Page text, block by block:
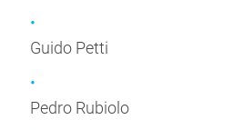
Guido Petti
Pedro Rubiolo